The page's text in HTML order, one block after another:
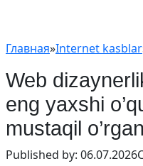
Главная»Internet kasblar
Web
eng yaxshi
mustaqil
Published by: 06.07.2026